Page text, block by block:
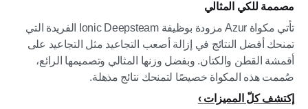
مصممة للكي المثالي
تأتي مكواة Azur مزودة بوظيفة Ionic Deepsteam الفريدة التي
تمنحك أفضل النتائج في إزالة أصعب التجاعيد مثل التجاعيد على
أقمشة القطن والكتان. وبفضل وزنها المثالي وتصميمها الرائع،
صُممت هذه المكواة خصيصًا لتمنحك نتائج مذهلة.
إكتشف كلّ المميزات